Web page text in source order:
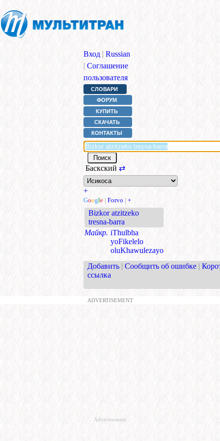
Вход | Russian
| Соглашение
пользователя
СЛОВАРИ
ФОРУМ
КУПИТЬ
СКАЧАТЬ
КОНТАКТЫ
Баскский ⇄
+
Google | Forvo | +
Bizkor atzitzeko
tresna-barra
Майкр. iThulbha
yoFikelelo
oluKhawulezayo
Добавить | Сообщить об ошибке |
ссылка
ADVERTISEMENT
Advertisement